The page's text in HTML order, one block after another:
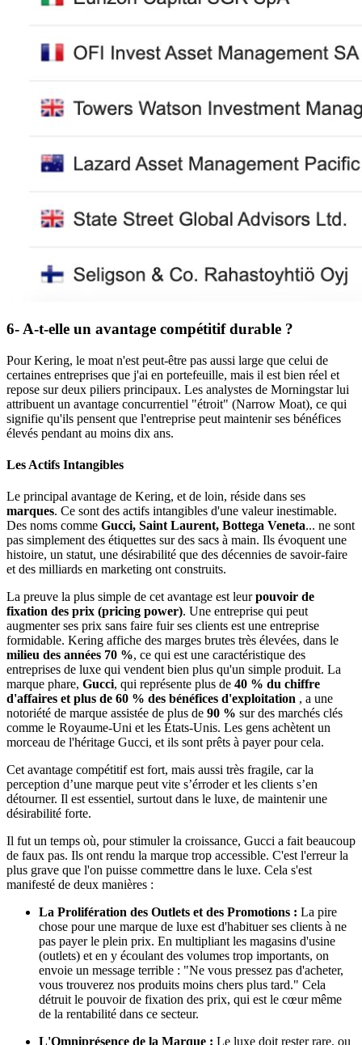
6- A-t-elle un avantage compétitif durable ?
Pour Kering, le moat n'est peut-être pas aussi large que celui de
certaines entreprises que j'ai en portefeuille, mais il est bien réel et
repose sur deux piliers principaux. Les analystes de Morningstar lui
attribuent un avantage concurrentiel "étroit" (Narrow Moat), ce qui
signifie qu'ils pensent que l'entreprise peut maintenir ses bénéfices
élevés pendant au moins dix ans.
Les Actifs Intangibles
Le principal avantage de Kering, et de loin, réside dans ses
marques. Ce sont des actifs intangibles d'une valeur inestimable.
Des noms comme Gucci, Saint Laurent, Bottega Veneta... ne sont
pas simplement des étiquettes sur des sacs à main. Ils évoquent une
histoire, un statut, une désirabilité que des décennies de savoir-faire
et des milliards en marketing ont construits.
La preuve la plus simple de cet avantage est leurpouvoir de
fixation des prix (pricing power). Une entreprise qui peut
augmenter ses prix sans faire fuir ses clients est une entreprise
formidable. Kering affiche des marges brutes très élevées, dans le
milieu des années 70 %, ce qui est une caractéristique des
entreprises de luxe qui vendent bien plus qu'un simple produit. La
marque phare, Gucci, qui représente plus de 40 % du chiffre
d'affaires et plus de 60 % des bénéfices d'exploitation , a une
notoriété de marque assistée de plus de 90 % sur des marchés clés
comme le Royaume-Uni et les États-Unis. Les gens achètent un
morceau de l'héritage Gucci, et ils sont prêts à payer pour cela.
Cet avantage compétitif est fort, mais aussi très fragile, car la
perception d’une marque peut vite s’érroder et les clients s’en
détourner. Il est essentiel, surtout dans le luxe, de maintenir une
désirabilité forte.
Il fut un temps où, pour stimuler la croissance, Gucci a fait beaucoup
de faux pas. Ils ont rendu la marque trop accessible. C'est l'erreur la
plus grave que l'on puisse commettre dans le luxe. Cela s'est
manifesté de deux manières :
La Prolifération des Outlets et des Promotions : La pire
chose pour une marque de luxe est d'habituer ses clients à ne
pas payer le plein prix. En multipliant les magasins d'usine
(outlets) et en y écoulant des volumes trop importants, on
envoie un message terrible : "Ne vous pressez pas d'acheter,
vous trouverez nos produits moins chers plus tard." Cela
détruit le pouvoir de fixation des prix, qui est le cœur même
de la rentabilité dans ce secteur.
L'Omniprésence de la Marque : Le luxe doit rester rare, ou